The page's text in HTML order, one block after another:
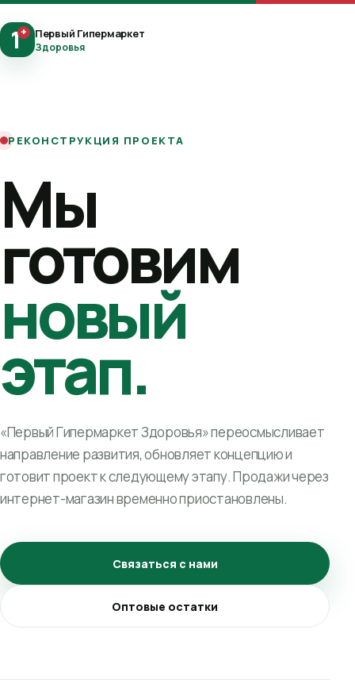
1+ Первый Гипермаркет
Здоровья
РЕКОНСТРУКЦИЯ ПРОЕКТА
Мы
готовим
новый
этап.
«Первый Гипермаркет Здоровья» переосмысливает
направление развития, обновляет концепцию и
готовит проект к следующему этапу. Продажи через
интернет-магазин временно приостановлены.
Связаться с нами
Оптовые остатки